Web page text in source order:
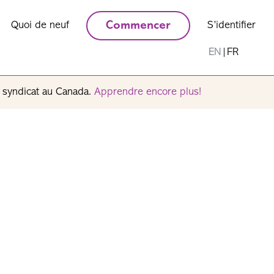
Quoi de neuf Commencer S’identifier
EN FR
au Canada. Apprendre encore plus!